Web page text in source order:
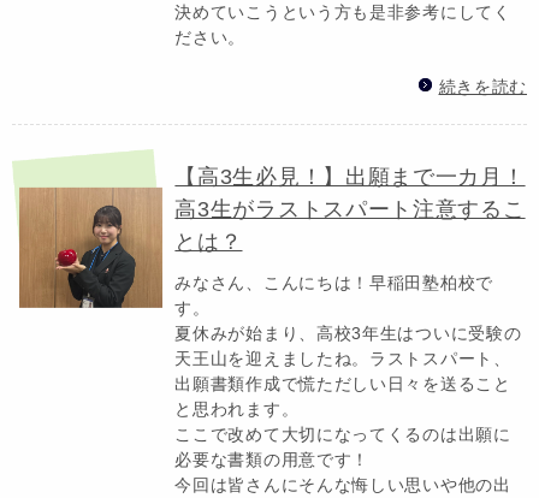
決めていこうという方も是非参考にしてく
ださい。
続きを読む
【高3生必見！】出願まで一カ月！
高3生がラストスパート注意するこ
とは？
みなさん、こんにちは！早稲田塾柏校で
す。
夏休みが始まり、高校3年生はついに受験の
天王山を迎えましたね。ラストスパート、
出願書類作成で慌ただしい日々を送ること
と思われます。
ここで改めて大切になってくるのは出願に
必要な書類の用意です！
今回は皆さんにそんな悔しい思いや他の出